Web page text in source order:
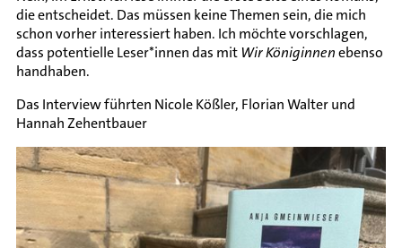
die entscheidet. Das müssen keine Themen sein, die mich
schon vorher interessiert haben. Ich möchte vorschlagen,
dass potentielle Leser*innen das mit Wir Königinnenebenso
handhaben.
Das Interview führten Nicole Kößler, Florian Walter und
Hannah Zehentbauer